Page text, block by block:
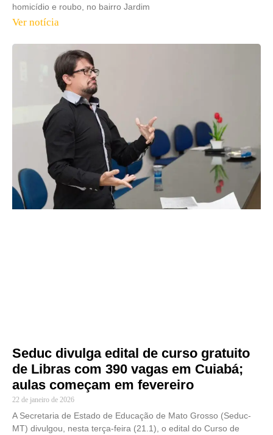
homicídio e roubo, no bairro Jardim
Ver notícia
Seduc divulga edital de curso gratuito
de Libras com 390 vagas em Cuiabá;
aulas começam em fevereiro
22 de janeiro de 2026
A Secretaria de Estado de Educação de Mato Grosso (Seduc-
MT) divulgou, nesta terça-feira (21.1), o edital do Curso de